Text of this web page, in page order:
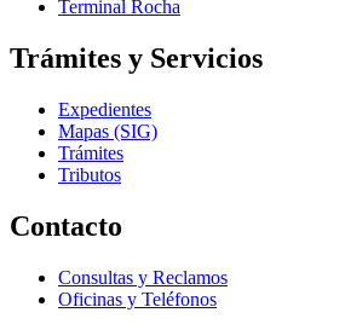
Terminal Rocha
Trámites y Servicios
Expedientes
Mapas (SIG)
Trámites
Tributos
Contacto
Consultas y Reclamos
Oficinas y Teléfonos